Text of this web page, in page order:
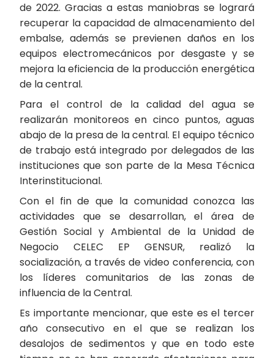
de 2022. Gracias a estas maniobras se logrará
recuperar la capacidad de almacenamiento del
embalse, además se previenen daños en los
equipos electromecánicos por desgaste y se
mejora la eficiencia de la producción energética
de la central.
Para el control de la calidad del agua se
realizarán monitoreos en cinco puntos, aguas
abajo de la presa de la central. El equipo técnico
de trabajo está integrado por delegados de las
instituciones que son parte de la Mesa Técnica
Interinstitucional.
Con el fin de que la comunidad conozca las
actividades que se desarrollan, el área de
Gestión Social y Ambiental de la Unidad de
Negocio CELEC EP GENSUR, realizó la
socialización, a través de video conferencia, con
los líderes comunitarios de las zonas de
influencia de la Central.
Es importante mencionar, que este es el tercer
año consecutivo en el que se realizan los
desalojos de sedimentos y que en todo este